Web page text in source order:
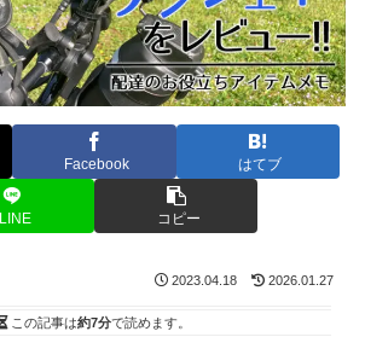
Facebook はてブ
LINE コピー
2023.04.18 2026.01.27
この記事は約7分で読めます。